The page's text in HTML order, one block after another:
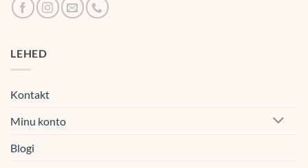
LEHED
Kontakt
Minu konto
Blogi